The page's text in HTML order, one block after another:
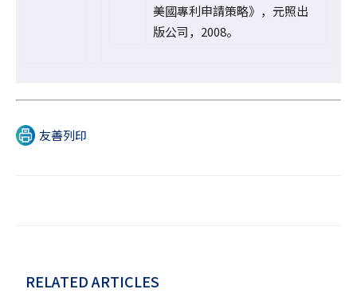
美國專利申請策略》，元照出
版公司，2008。
友善列印
RELATED ARTICLES